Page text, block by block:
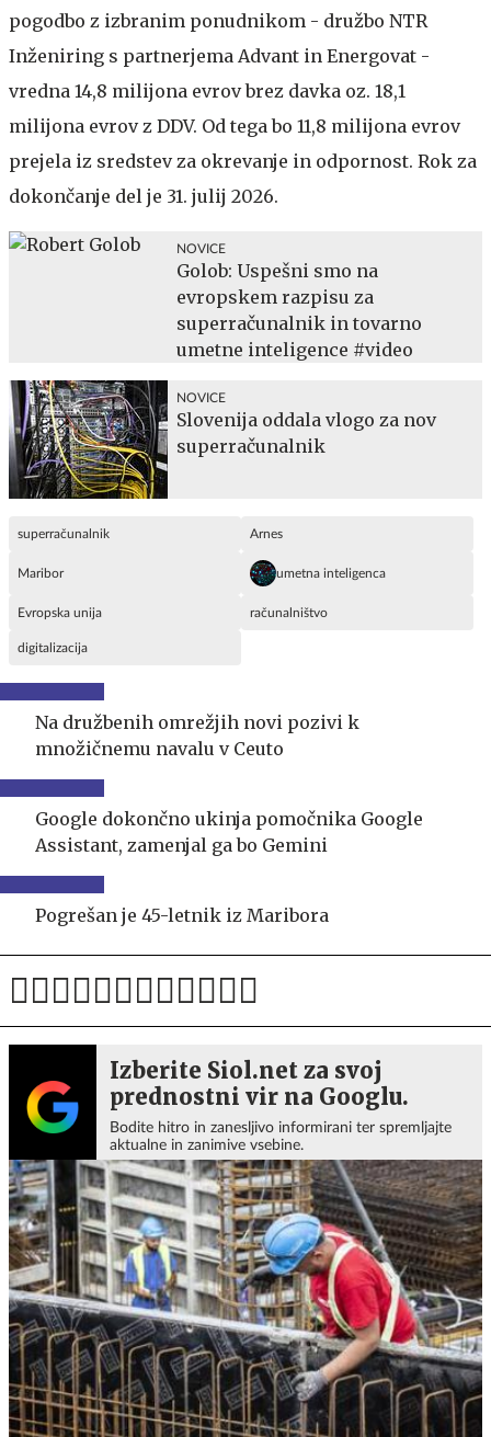
pogodbo z izbranim ponudnikom - družbo NTR
Inženiring s partnerjema Advant in Energovat -
vredna 14,8 milijona evrov brez davka oz. 18,1
milijona evrov z DDV. Od tega bo 11,8 milijona evrov
prejela iz sredstev za okrevanje in odpornost. Rok za
dokončanje del je 31. julij 2026.
NOVICE
Golob: Uspešni smo na
evropskem razpisu za
superračunalnik in tovarno
umetne inteligence #video
NOVICE
Slovenija oddala vlogo za nov
superračunalnik
superračunalnik Arnes
Maribor umetna inteligenca
Evropska unija računalništvo
digitalizacija
Na družbenih omrežjih novi pozivi k
množičnemu navalu v Ceuto
Google dokončno ukinja pomočnika Google
Assistant, zamenjal ga bo Gemini
Pogrešan je 45-letnik iz Maribora
Izberite Siol.net za svoj
prednostni vir na Googlu.
Bodite hitro in zanesljivo informirani ter spremljajte
aktualne in zanimive vsebine.